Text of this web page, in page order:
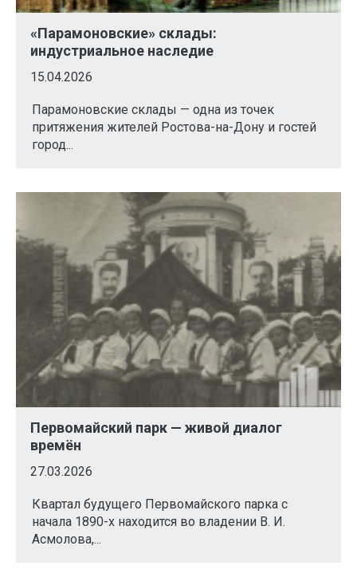
«Парамоновские» склады:
индустриальное наследие
15.04.2026
Парамоновские склады — одна из точек
притяжения жителей Ростова-на-Дону и гостей
город...
Первомайский парк — живой диалог
времён
27.03.2026
Квартал будущего Первомайского парка с
начала 1890-х находится во владении В. И.
Асмолова,...